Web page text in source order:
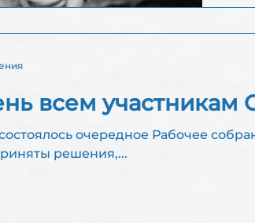
всем участникам
Рабочее собрание Интергруппы Сообщества CoDA
решения,...